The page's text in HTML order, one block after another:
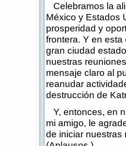
Celebramos la
México y Estados
prosperidad y
frontera. Y en
gran ciudad
nuestras
mensaje claro al
reanudar
destrucción de
Y, entonces, en
mi amigo, le
de iniciar nuestras